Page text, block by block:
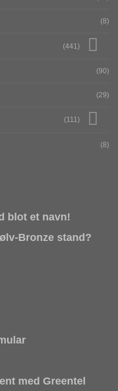
(8)
(441)
(90)
(29)
(111)
(8)
blot et navn!
Bronze stand?
med Greentel